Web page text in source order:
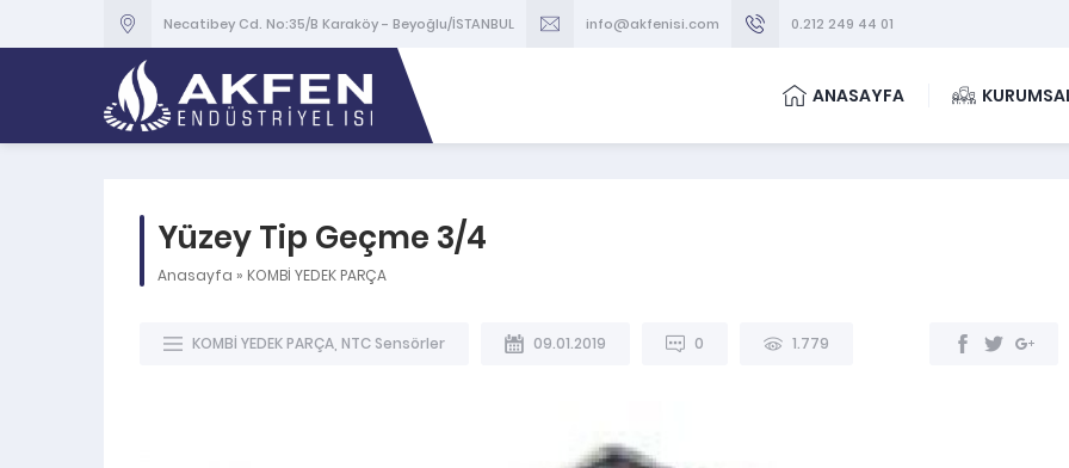
Necatibey Cd. No:35/B Karaköy - Beyoğlu/İSTANBUL info@akfenisi.com 0.212 249 44 01
ANASAYFA
Yüzey Tip Geçme 3/4
Anasayfa » KOMBİ YEDEK PARÇA
KOMBİ YEDEK PARÇA NTC Sensörler 09.01.2019 0 1.779